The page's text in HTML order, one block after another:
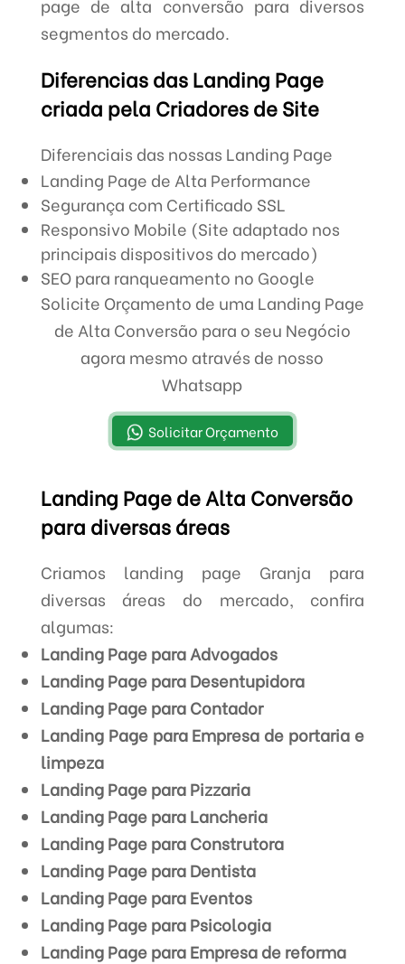
page de alta conversão para diversos
segmentos do mercado.
Diferencias das Landing Page
criada pela Criadores de Site
Diferenciais das nossas Landing Page
Landing Page de Alta Performance
Segurança com Certificado SSL
Responsivo Mobile (Site adaptado nos
principais dispositivos do mercado)
SEO para ranqueamento no Google
Solicite Orçamento de uma Landing Page
de Alta Conversão para o seu Negócio
agora mesmo através de nosso
Whatsapp
Solicitar Orçamento
Landing Page de Alta Conversão
para diversas áreas
Criamos landing page Granja para
diversas áreas do mercado, confira
algumas:
Landing Page para Advogados
Landing Page para Desentupidora
Landing Page para Contador
Landing Page para Empresa de portaria e
limpeza
Landing Page para Pizzaria
Landing Page para Lancheria
Landing Page para Construtora
Landing Page para Dentista
Landing Page para Eventos
Landing Page para Psicologia
Landing Page para Empresa de reforma